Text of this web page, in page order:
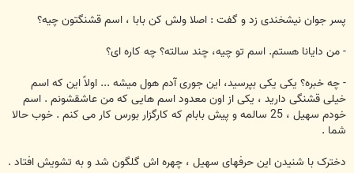
پسر جوان نیشخندی زد و گفت : اصلا ولش کن بابا ، اسم قشنگتون چیه؟
- من دایانا هستم. اسم تو چیه، چند سالته؟ چه کاره ای؟
- چه خبره؟ یکی یکی بپرسید، این جوری آدم هول میشه ... اولاً این که اسم
خیلی قشنگی دارید ، یکی از اون معدود اسم هایی که من عاشقشونم . اسم
خودم سهیل ، 25 سالمه و پیش بابام که کارگزار بورس کار می کنم . خوب حالا
شما .
دخترک با شنیدن این حرفهای سهیل ، چهره اش گلگون شد و به تشویش افتاد .